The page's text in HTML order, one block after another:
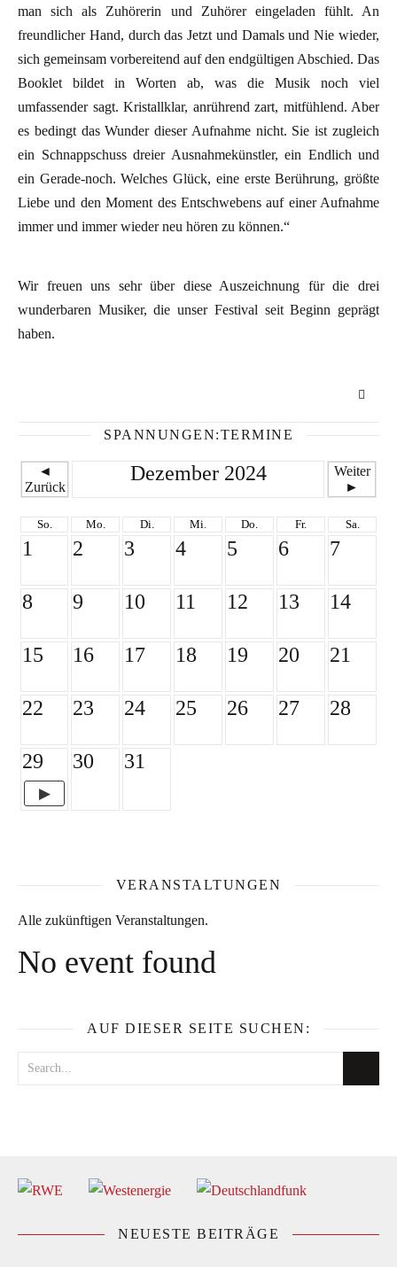
man sich als Zuhörerin und Zuhörer eingeladen fühlt. An
freundlicher Hand, durch das Jetzt und Damals und Nie wieder,
sich gemeinsam vorbereitend auf den endgültigen Abschied. Das
Booklet bildet in Worten ab, was die Musik noch viel
umfassender sagt. Kristallklar, anrührend zart, mitfühlend. Aber
es bedingt das Wunder dieser Aufnahme nicht. Sie ist zugleich
ein Schnappschuss dreier Ausnahmekünstler, ein Endlich und
ein Gerade-noch. Welches Glück, eine erste Berührung, größte
Liebe und den Moment des Entschwebens auf einer Aufnahme
immer und immer wieder neu hören zu können.“
Wir freuen uns sehr über diese Auszeichnung für die drei
wunderbaren Musiker, die unser Festival seit Beginn geprägt
haben.
SPANNUNGEN:TERMINE
◄
Zurück
Dezember 2024
Weiter
►
So. Mo. Di. Mi. Do. Fr. Sa.
1 2 3 4 5 6 7
8 9 10 11 12 13 14
15 16 17 18 19 20 21
22 23 24 25 26 27 28
29 30 31
VERANSTALTUNGEN
Alle zukünftigen Veranstaltungen.
No event found
AUF DIESER SEITE SUCHEN:
NEUESTE BEITRÄGE